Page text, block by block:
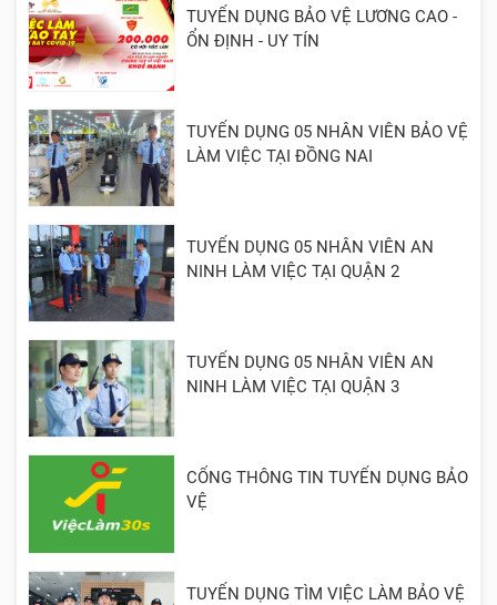
TUYỂN DỤNG BẢO VỆ LƯƠNG CAO -
ỔN ĐỊNH - UY TÍN
TUYỂN DỤNG 05 NHÂN VIÊN BẢO VỆ
LÀM VIỆC TẠI ĐỒNG NAI
TUYỂN DỤNG 05 NHÂN VIÊN AN
NINH LÀM VIỆC TẠI QUẬN 2
TUYỂN DỤNG 05 NHÂN VIÊN AN
NINH LÀM VIỆC TẠI QUẬN 3
CỔNG THÔNG TIN TUYỂN DỤNG BẢO
VỆ
TUYỂN DỤNG TÌM VIỆC LÀM BẢO VỆ